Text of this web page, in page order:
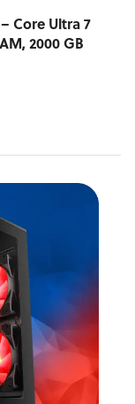
Core Ultra 7
2000 GB